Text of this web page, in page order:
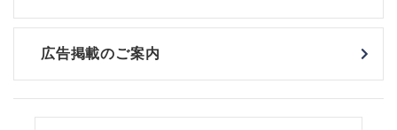
広告掲載のご案内